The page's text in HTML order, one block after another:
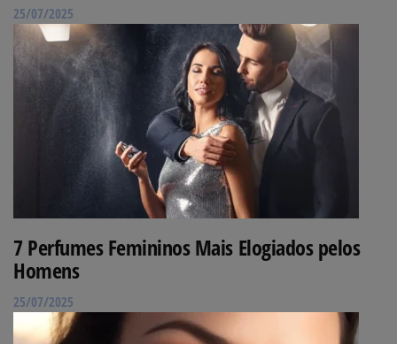
25/07/2025
7 Perfumes Femininos Mais Elogiados pelos
Homens
25/07/2025